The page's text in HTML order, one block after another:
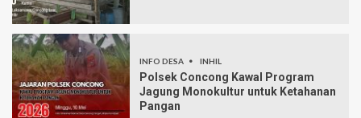
INFO DESA INHIL
Polsek Concong Kawal Program
Jagung Monokultur untuk Ketahanan
Pangan